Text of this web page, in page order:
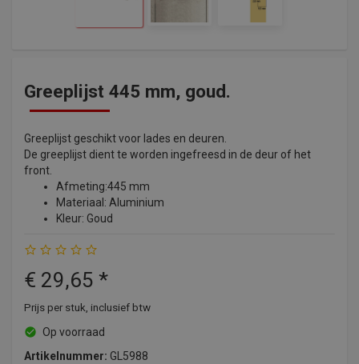
Greeplijst 445 mm, goud.
Greeplijst geschikt voor lades en deuren.
De greeplijst dient te worden ingefreesd in de deur of het
front.
Afmeting:445 mm
Materiaal: Aluminium
Kleur: Goud
€ 29,65 *
Prijs per stuk, inclusief btw
Op voorraad
Artikelnummer: GL5988